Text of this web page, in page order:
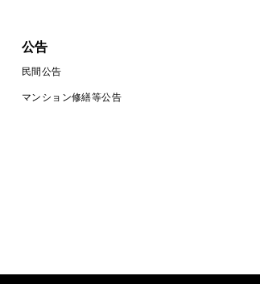
公告
民間公告
マンション修繕等公告